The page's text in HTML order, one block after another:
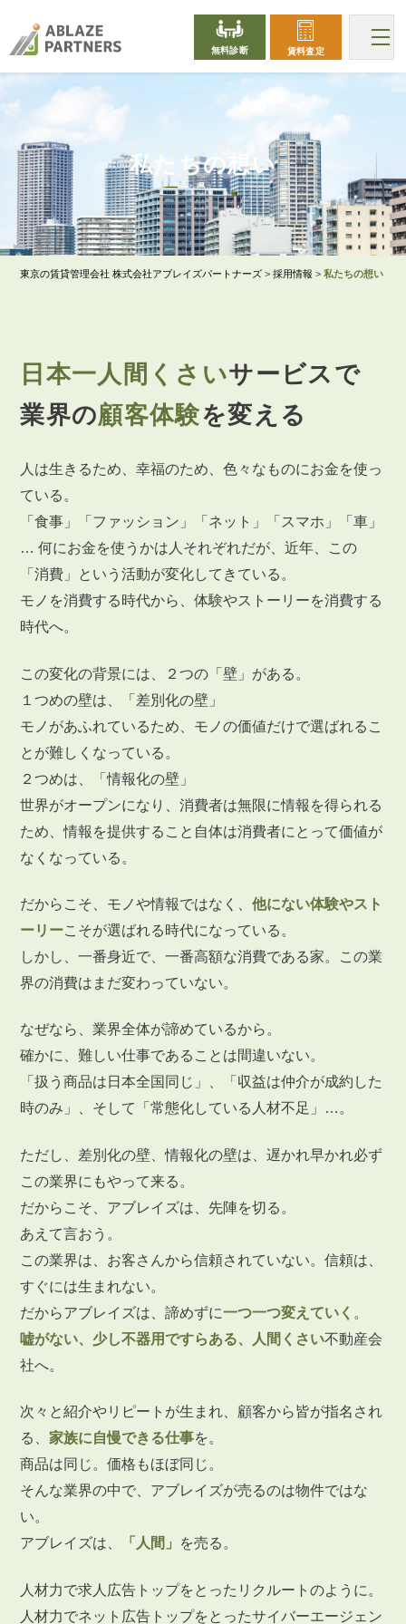
無料診断 賃料査定
THOUGHT
私たちの想い
東京の賃貸管理会社 株式会社アブレイズパートナーズ >採用情報 >私たちの想い
日本一人間くさいサービスで
業界の顧客体験を変える
人は生きるため、幸福のため、色々なものにお金を使っ
ている。
「食事」「ファッション」「ネット」「スマホ」「車」
…何にお金を使うかは人それぞれだが、近年、この
「消費」という活動が変化してきている。
モノを消費する時代から、体験やストーリーを消費する
時代へ。
この変化の背景には、２つの「壁」がある。
１つめの壁は、「差別化の壁」
モノがあふれているため、モノの価値だけで選ばれるこ
とが難しくなっている。
２つめは、「情報化の壁」
世界がオープンになり、消費者は無限に情報を得られる
ため、情報を提供すること 自体は消費者にとって価値が
なくなっている。
だからこそ、モノや情報ではなく、他にない体験やスト
ーリーこそが選ばれる時代になっている。
しかし、一番身近で、一番高額な消費である家。この業
界の消費はまだ変わっていない。
なぜなら、業界全体が諦めているから。
確かに、難しい仕事であることは間違いない。
「扱う商品は日本全国同じ」、「収益は仲介が成約した
時のみ」、 そして「常態化している人材不足」…。
ただし、差別化の壁、情報化の壁は、遅かれ早かれ必ず
この業界にもやって来る。
だからこそ、アブレイズは、先陣を切る。
あえて言おう。
この業界は、お客さんから信頼されていない。信頼は、
すぐには生まれない。
だからアブレイズは、諦めずに一つ一つ変えていく 。
嘘がない、少し不器用ですらある、人間くさい不動産会
社へ。
次々と紹介やリピートが生まれ、顧客から皆が指名され
る、 家族に自慢できる仕事を。
商品は同じ。価格もほぼ同じ。
そんな業界の中で、アブレイズが売るのは物件ではな
い。
アブレイズは、
「人間」 を売る。
人材力で求人広告トップをとったリクルートのように。
人材力でネット広告トップをとったサイバーエージェン